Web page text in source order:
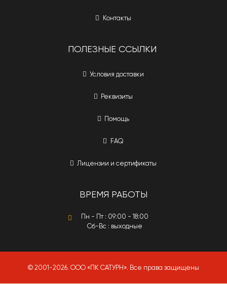
Контакты
ПОЛЕЗНЫЕ ССЫЛКИ
Условия доставки
Реквизиты
Помощь
FAQ
Лицензии и сертификаты
ВРЕМЯ РАБОТЫ
Пн - Пт : 09:00 - 18:00
Сб-Вс : выходные
© 2001-2026. ООО «ПК САТУРН». Все права защищены